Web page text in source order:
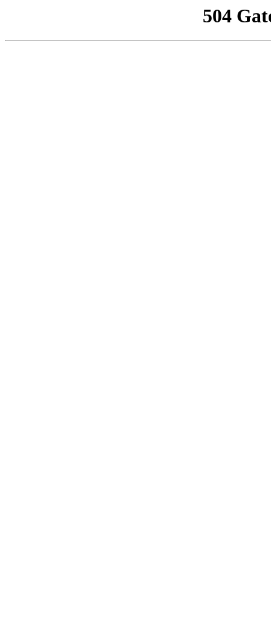
504